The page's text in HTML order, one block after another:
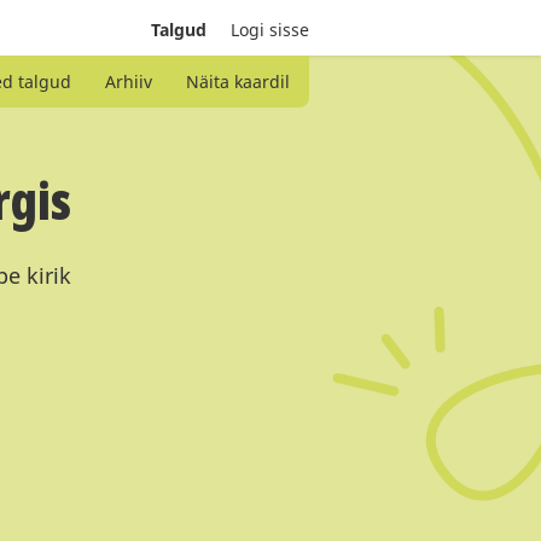
Talgud Logi sisse
talgud Arhiiv Näita kaardil
kirik